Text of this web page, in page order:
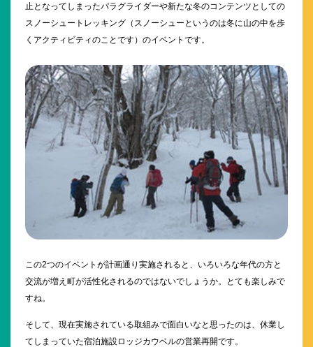
止となってしまったパラグライダーや新たな冬のコンテンツとしての
スノーシュートレッキング（スノーシューというのは冬に山の中を歩
くアクティビティのことです）のイベントです。
この2つのイベントが計画通り実施されると、いろいろな年代の方と
交流が増え町が活性化されるのではないでしょうか。とても楽しみで
すね。
そして、現在実施されている取組みで面白いなと思ったのは、休業し
てしまっていた宿泊施設ロッジカウベルの営業再開です。